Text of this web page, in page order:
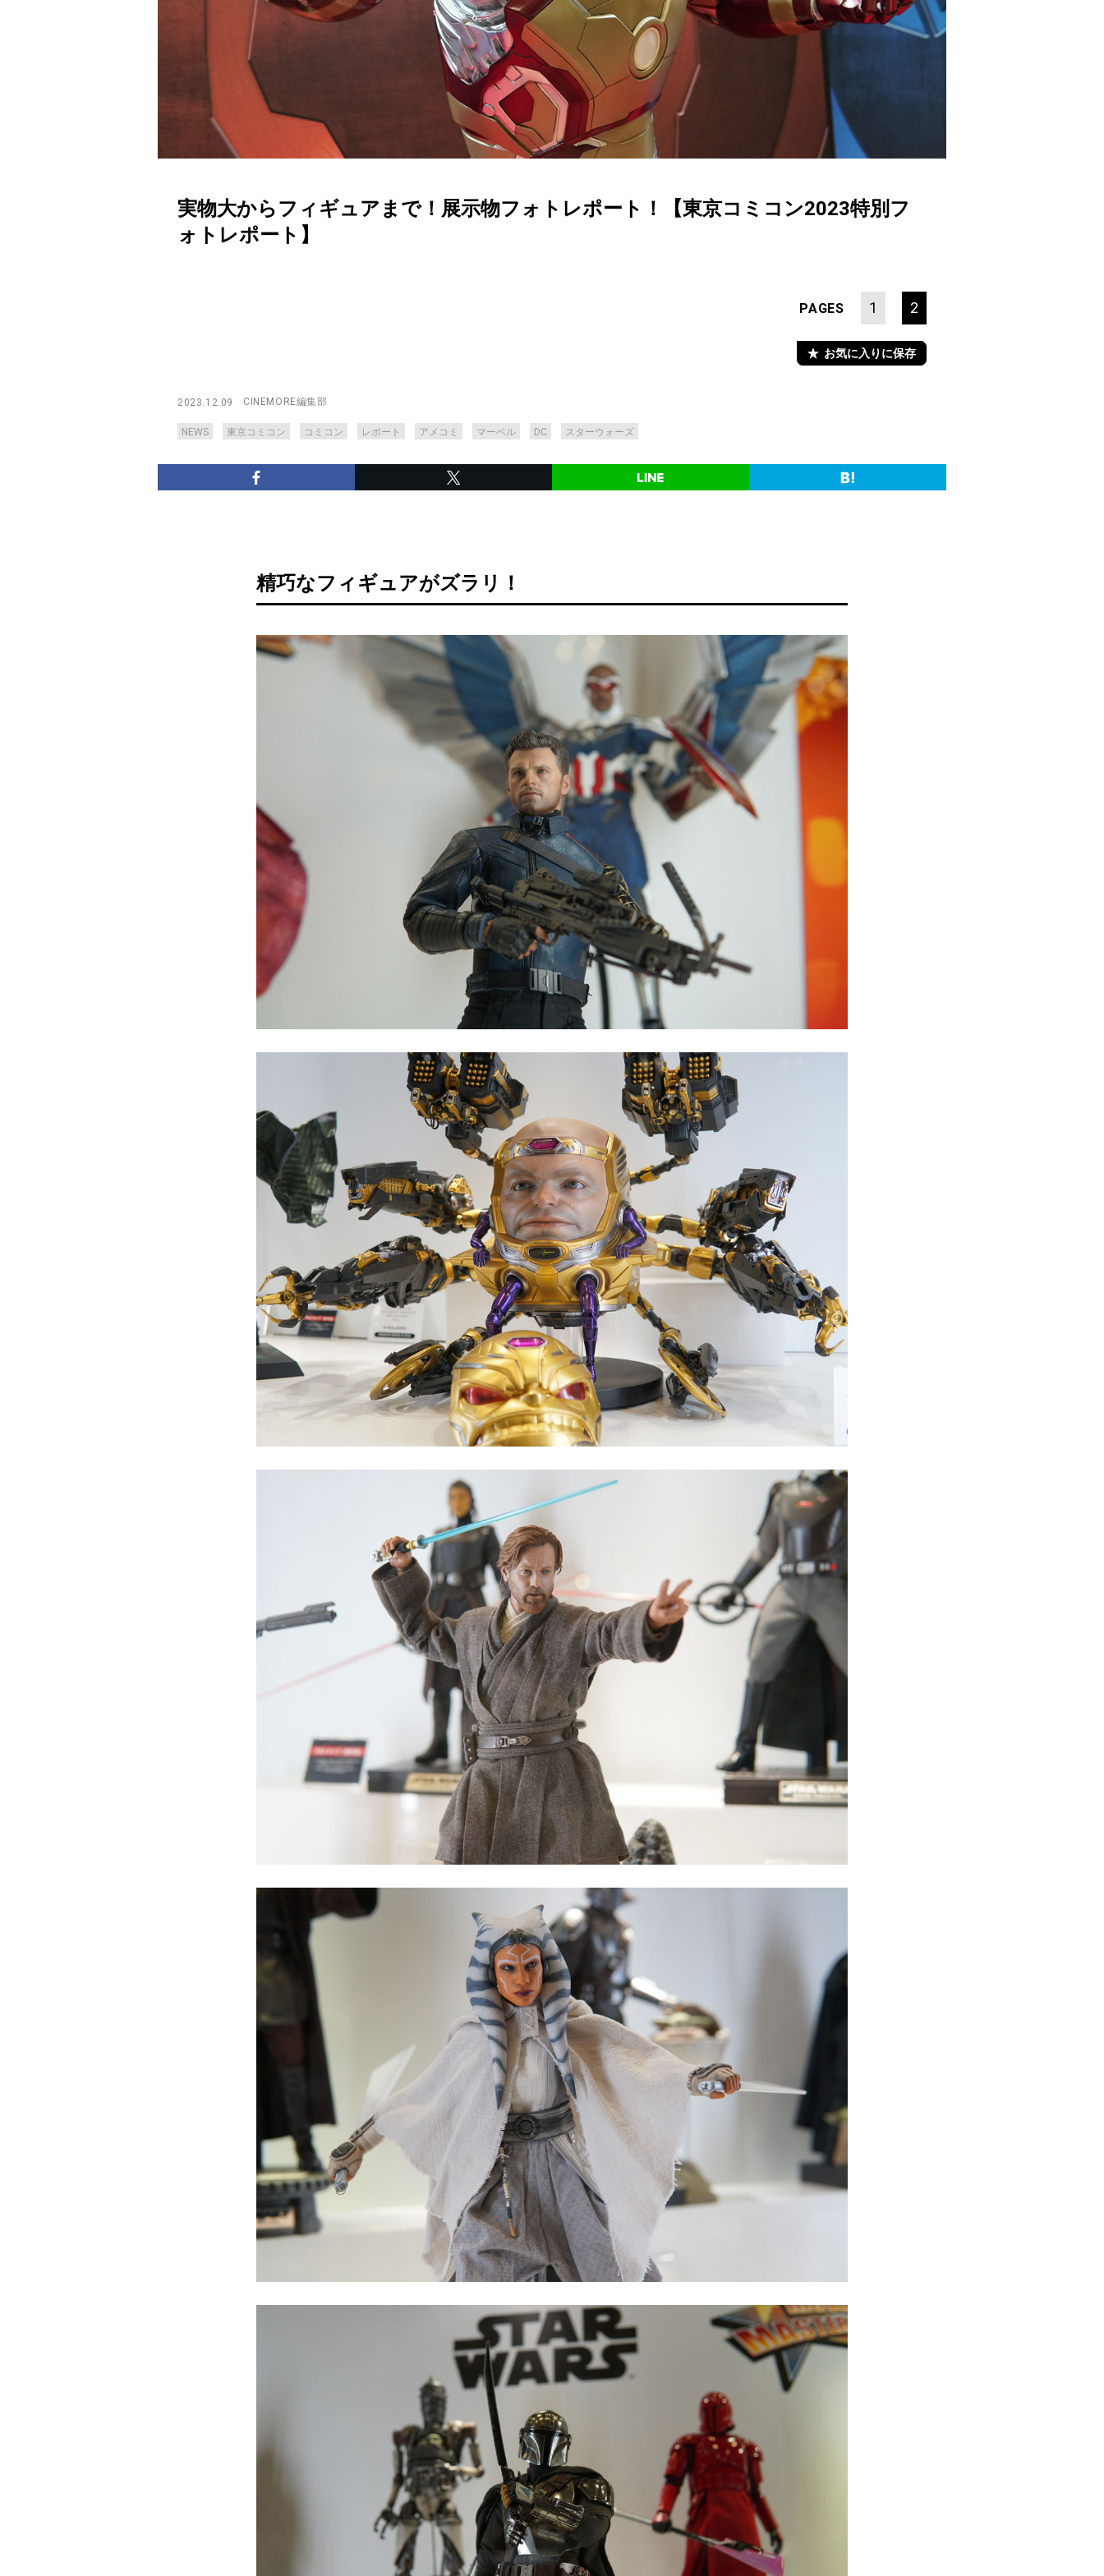
実物大からフィギュアまで！展示物フォトレポート！【東京コミコン2023特別フ
ォトレポート】
PAGES 1 2
お気に入りに保存
2023.12.09 CINEMORE編集部
NEWS 東京コミコン コミコン レポート アメコミ マーベル DC スターウォーズ
精巧なフィギュアがズラリ！